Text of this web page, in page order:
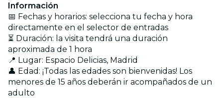
Información
📅 Fechas y horarios: selecciona tu fecha y hora
directamente en el selector de entradas
⏳ Duración: la visita tendrá una duración
aproximada de 1 hora
📍 Lugar: Espacio Delicias, Madrid
👤 Edad: ¡Todas las edades son bienvenidas! Los
menores de 15 años deberán ir acompañados de un
adulto